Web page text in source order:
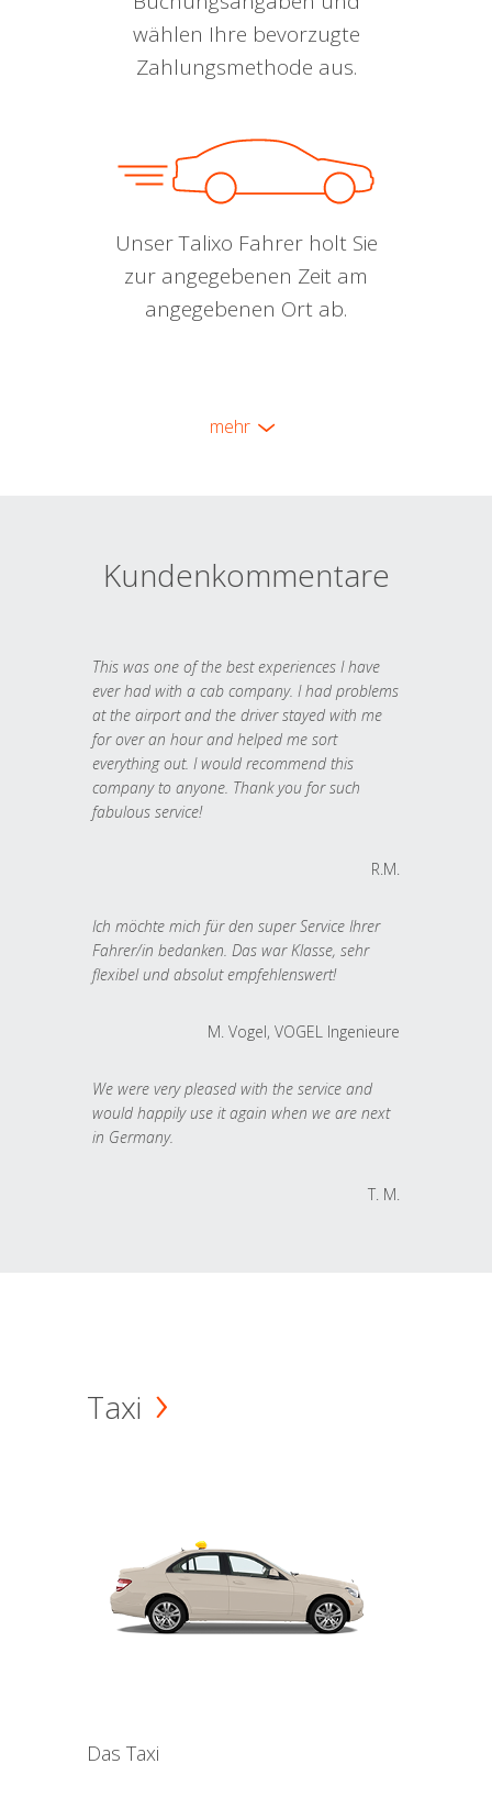
wählen Ihre bevorzugte
Zahlungsmethode aus.
Unser Talixo Fahrer holt Sie
zur angegebenen Zeit am
angegebenen Ort ab.
mehr
Kundenkommentare
This was one of the best experiences I have
ever had with a cab company. I had problems
at the airport and the driver stayed with me
for over an hour and helped me sort
everything out. I would recommend this
company to anyone. Thank you for such
fabulous service!
R.M.
Ich möchte mich für den super Service Ihrer
Fahrer/in bedanken. Das war Klasse, sehr
flexibel und absolut empfehlenswert!
M. Vogel, VOGEL Ingenieure
We were very pleased with the service and
would happily use it again when we are next
in Germany.
T. M.
Taxi
Das Taxi